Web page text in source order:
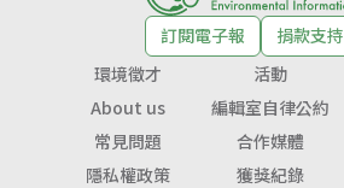
訂閱電子報
捐款支持
環境徵才
活動
About us
編輯室自律公約
常見問題
合作媒體
隱私權政策
獲獎紀錄